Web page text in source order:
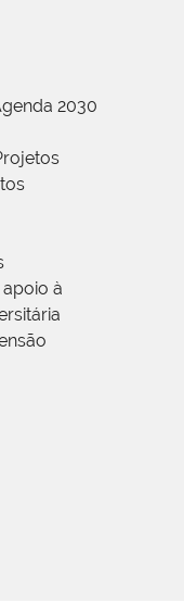
2030
à